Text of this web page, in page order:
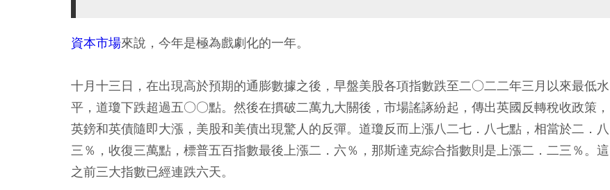
資本市場來說，今年是極為戲劇化的一年。
十月十三日，在出現高於預期的通膨數據之後，早盤美股各項指數跌至二○二二年三月以來最低水
平，道瓊下跌超過五○○點。然後在摜破二萬九大關後，市場謠諑紛起，傳出英國反轉稅收政策，
英鎊和英債隨即大漲，美股和美債出現驚人的反彈。道瓊反而上漲八二七．八七點，相當於二．八
三％，收復三萬點，標普五百指數最後上漲二．六％，那斯達克綜合指數則是上漲二．二三％。這
之前三大指數已經連跌六天。